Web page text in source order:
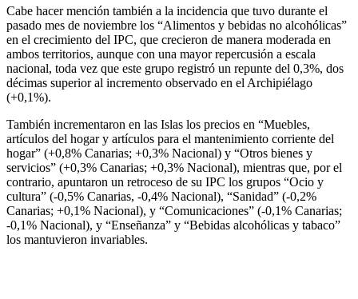
Cabe hacer mención también a la incidencia que tuvo durante el
pasado mes de noviembre los “Alimentos y bebidas no alcohólicas”
en el crecimiento del IPC, que crecieron de manera moderada en
ambos territorios, aunque con una mayor repercusión a escala
nacional, toda vez que este grupo registró un repunte del 0,3%, dos
décimas superior al incremento observado en el Archipiélago
(+0,1%).
También incrementaron en las Islas los precios en “Muebles,
artículos del hogar y artículos para el mantenimiento corriente del
hogar” (+0,8% Canarias; +0,3% Nacional) y “Otros bienes y
servicios” (+0,3% Canarias; +0,3% Nacional), mientras que, por el
contrario, apuntaron un retroceso de su IPC los grupos “Ocio y
cultura” (-0,5% Canarias, -0,4% Nacional), “Sanidad” (-0,2%
Canarias; +0,1% Nacional), y “Comunicaciones” (-0,1% Canarias;
-0,1% Nacional), y “Enseñanza” y “Bebidas alcohólicas y tabaco”
los mantuvieron invariables.